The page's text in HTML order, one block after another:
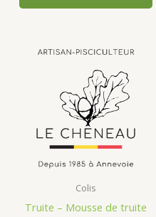
Colis
Truite – Mousse de truite